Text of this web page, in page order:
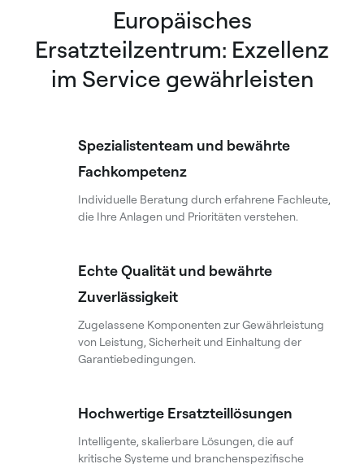
Europäisches
Ersatzteilzentrum: Exzellenz
im Service gewährleisten
Spezialistenteam und bewährte
Fachkompetenz
Individuelle Beratung durch erfahrene Fachleute,
die Ihre Anlagen und Prioritäten verstehen.
Echte Qualität und bewährte
Zuverlässigkeit
Zugelassene Komponenten zur Gewährleistung
von Leistung, Sicherheit und Einhaltung der
Garantiebedingungen.
Hochwertige Ersatzteillösungen
Intelligente, skalierbare Lösungen, die auf
kritische Systeme und branchenspezifische